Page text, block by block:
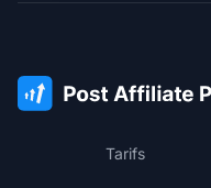
Tarifs